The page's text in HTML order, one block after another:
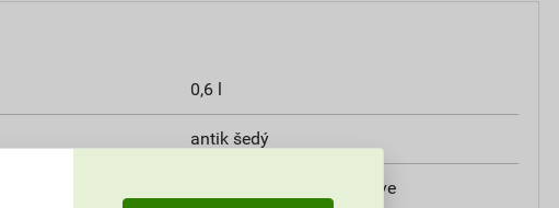
0,6 l
antik šedý
12–18 m?/l v jednej vrstve